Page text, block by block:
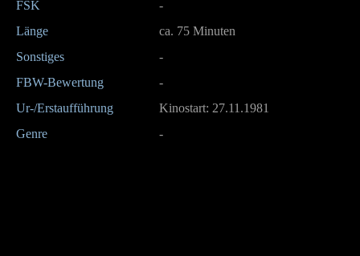
FSK
-
Länge
ca. 75 Minuten
Sonstiges
-
FBW-Bewertung
-
Ur-/Erstaufführung
Kinostart: 27.11.1981
Genre
-